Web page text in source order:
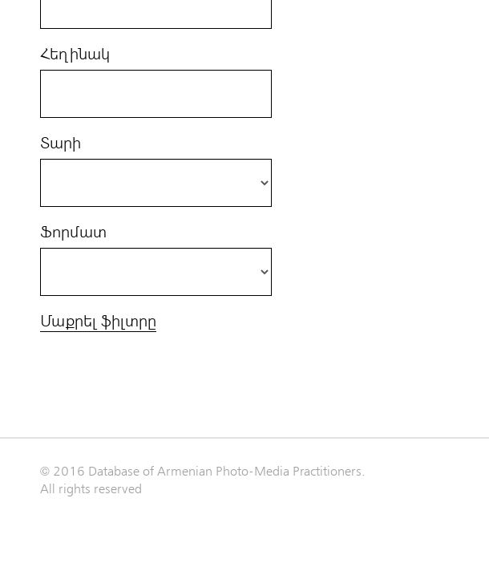
Հեղինակ
Տարի
Ֆորմատ
Մաքրել ֆիլտրը
© 2016 Database of Armenian Photo-Media Practitioners.
All rights reserved